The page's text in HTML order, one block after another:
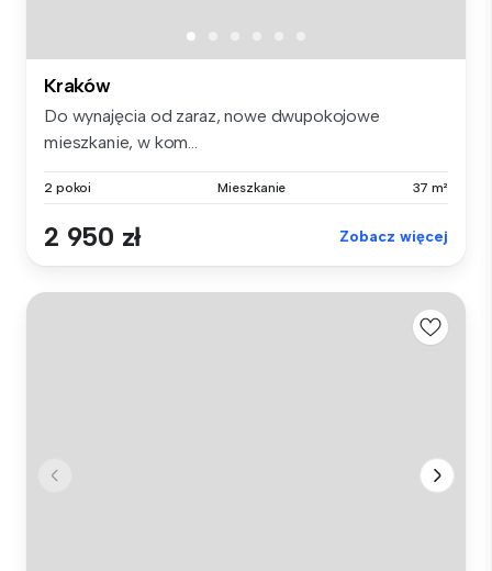
Kraków
Do wynajęcia od zaraz, nowe dwupokojowe
mieszkanie, w kom...
2 pokoi Mieszkanie 37 m²
2 950 zł Zobacz więcej